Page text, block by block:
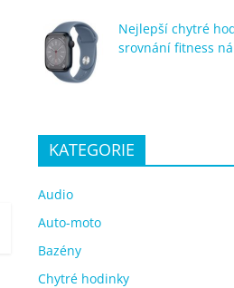
Nejlepší chytré
srovnání fitness
KATEGORIE
Audio
Auto-moto
Bazény
Chytré hodinky